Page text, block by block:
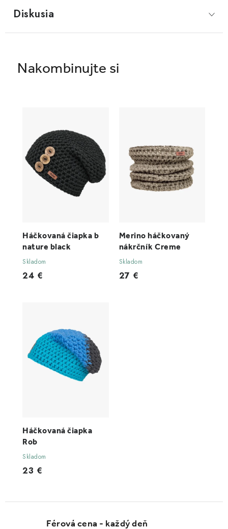
Férová cena - každý deň
Diskusia
Háčkovaná čiapka b
nature black
Skladom
24 €
Merino háčkovaný
nákrčník Creme
Skladom
27 €
Háčkovaná čiapka
Rob
Skladom
23 €